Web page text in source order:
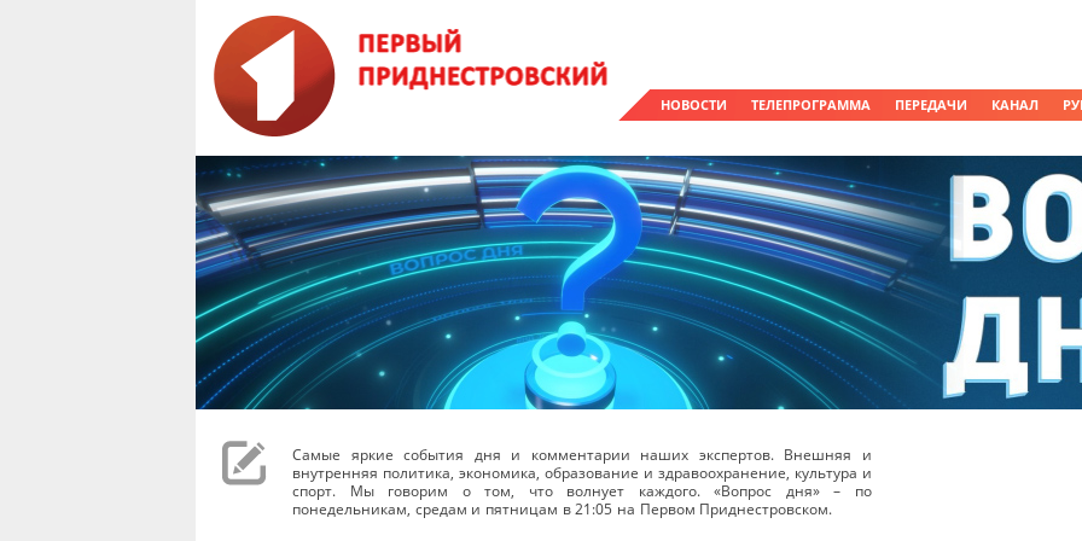
НОВОСТИ ТЕЛЕПРОГРАММА ПЕРЕДАЧИ КАНАЛ
Самые яркие события дня и комментарии наших экспертов. Внешняя и
внутренняя политика, экономика, образование и здравоохранение, культура и
спорт. Мы говорим о том, что волнует каждого. «Вопрос дня» – по
понедельникам, средам и пятницам в 21:05 на Первом Приднестровском.